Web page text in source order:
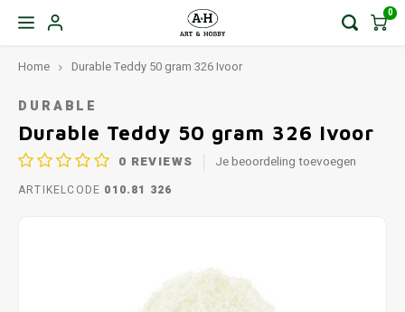
0
Home Durable Teddy 50 gram 326 Ivoor
DURABLE
Durable Teddy 50 gram 326 Ivoor
0 REVIEWS Je beoordeling toevoegen
ARTIKELCODE 010.81 326